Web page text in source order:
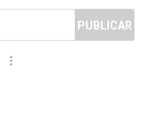
PUBLICAR